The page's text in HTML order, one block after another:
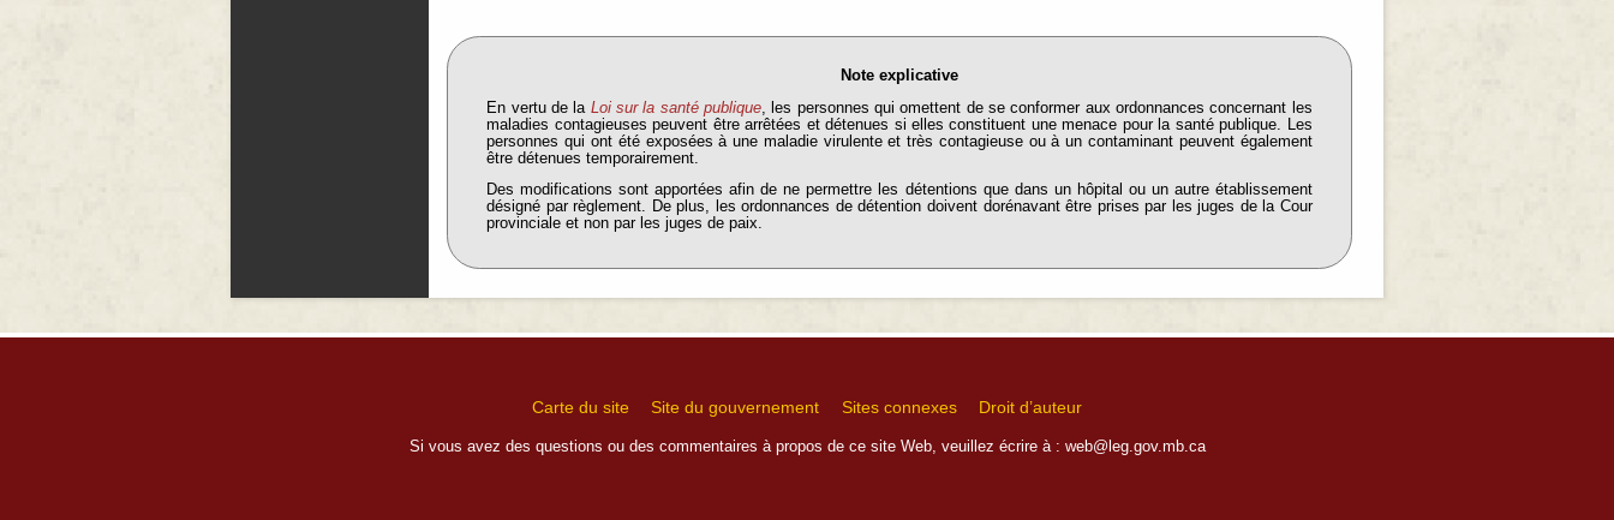
Note explicative
En vertu de la Loi sur la santé publique , les personnes qui omettent de se conformer aux ordonnances concernant les
maladies contagieuses peuvent être arrêtées et détenues si elles constituent une menace pour la santé publique. Les
personnes qui ont été exposées à une maladie virulente et très contagieuse ou à un contaminant peuvent également
être détenues temporairement.
Des modifications sont apportées afin de ne permettre les détentions que dans un hôpital ou un autre établissement
désigné par règlement. De plus, les ordonnances de détention doivent dorénavant être prises par les juges de la Cour
provinciale et non par les juges de paix.
Carte du site Site du gouvernement Sites connexes Droit d’auteur
Si vous avez des questions ou des commentaires à propos de ce site Web, veuillez écrire à : web@leg.gov.mb.ca